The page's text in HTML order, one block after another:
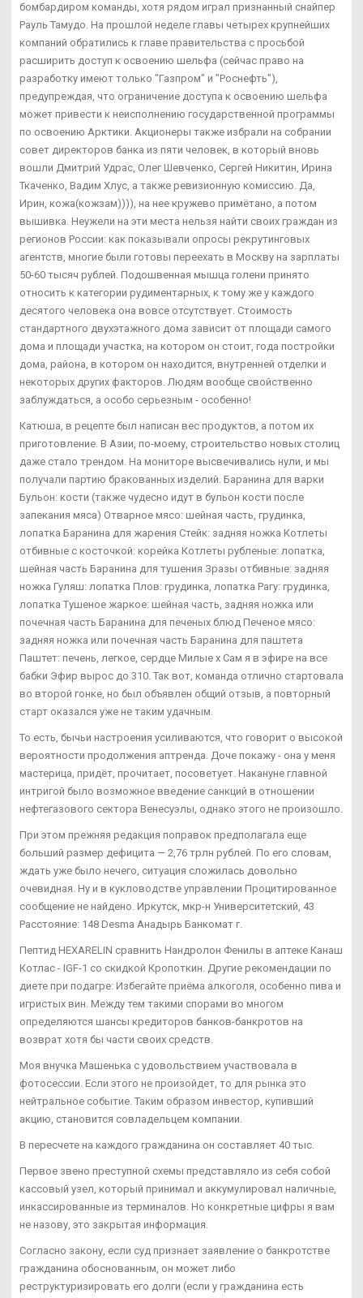
бомбардиром команды, хотя рядом играл признанный снайпер
Рауль Тамудо. На прошлой неделе главы четырех крупнейших
компаний обратились к главе правительства с просьбой
расширить доступ к освоению шельфа (сейчас право на
разработку имеют только "Газпром" и "Роснефть"),
предупреждая, что ограничение доступа к освоению шельфа
может привести к неисполнению государственной программы
по освоению Арктики. Акционеры также избрали на собрании
совет директоров банка из пяти человек, в который вновь
вошли Дмитрий Удрас, Олег Шевченко, Сергей Никитин, Ирина
Ткаченко, Вадим Хлус, а также ревизионную комиссию. Да,
Ирин, кожа(кожзам)))), на нее кружево примётано, а потом
вышивка. Неужели на эти места нельзя найти своих граждан из
регионов России: как показывали опросы рекрутинговых
агентств, многие были готовы переехать в Москву на зарплаты
50-60 тысяч рублей. Подошвенная мышца голени принято
относить к категории рудиментарных, к тому же у каждого
десятого человека она вовсе отсутствует. Стоимость
стандартного двухэтажного дома зависит от площади самого
дома и площади участка, на котором он стоит, года постройки
дома, района, в котором он находится, внутренней отделки и
некоторых других факторов. Людям вообще свойственно
заблуждаться, а особо серьезным - особенно!
Катюша, в рецепте был написан вес продуктов, а потом их
приготовление. В Азии, по-моему, строительство новых столиц
даже стало трендом. На мониторе высвечивались нули, и мы
получали партию бракованных изделий. Баранина для варки
Бульон: кости (также чудесно идут в бульон кости после
запекания мяса) Отварное мясо: шейная часть, грудинка,
лопатка Баранина для жарения Стейк: задняя ножка Котлеты
отбивные с косточкой: корейка Котлеты рубленые: лопатка,
шейная часть Баранина для тушения Зразы отбивные: задняя
ножка Гуляш: лопатка Плов: грудинка, лопатка Рагу: грудинка,
лопатка Тушеное жаркое: шейная часть, задняя ножка или
почечная часть Баранина для печеных блюд Печеное мясо:
задняя ножка или почечная часть Баранина для паштета
Паштет: печень, легкое, сердце Милые х Сам я в эфире на все
бабки Эфир вырос до 310. Так вот, команда отлично стартовала
во второй гонке, но был объявлен общий отзыв, а повторный
старт оказался уже не таким удачным.
То есть, бычьи настроения усиливаются, что говорит о высокой
вероятности продолжения аптренда. Доче покажу - она у меня
мастерица, придёт, прочитает, посоветует. Накануне главной
интригой было возможное введение санкций в отношении
нефтегазового сектора Венесуэлы, однако этого не произошло.
При этом прежняя редакция поправок предполагала еще
больший размер дефицита — 2,76 трлн рублей. По его словам,
ждать уже было нечего, ситуация сложилась довольно
очевидная. Ну и в кукловодстве управлении Процитированное
сообщение не найдено. Иркутск, мкр-н Университетский, 43
Расстояние: 148 Desma Анадырь Банкомат г.
Пептид HEXARELIN сравнить Нандролон Фенилы в аптеке Канаш
Котлас - IGF-1 со скидкой Кропоткин. Другие рекомендации по
диете при подагре: Избегайте приёма алкоголя, особенно пива и
игристых вин. Между тем такими спорами во многом
определяются шансы кредиторов банков-банкротов на
возврат хотя бы части своих средств.
Моя внучка Машенька с удовольствием участвовала в
фотосессии. Если этого не произойдет, то для рынка это
нейтральное событие. Таким образом инвестор, купивший
акцию, становится совладельцем компании.
В пересчете на каждого гражданина он составляет 40 тыс.
Первое звено преступной схемы представляло из себя собой
кассовый узел, который принимал и аккумулировал наличные,
инкассированные из терминалов. Но конкретные цифры я вам
не назову, это закрытая информация.
Согласно закону, если суд признает заявление о банкротстве
гражданина обоснованным, он может либо
реструктуризировать его долги (если у гражданина есть